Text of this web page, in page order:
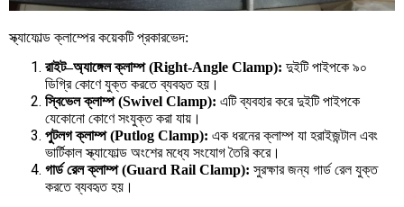
স্ক্যাফোল্ড ক্লাম্পের কয়েকটি প্রকারভেদ:
রাইট–অ্যাঙ্গেল ক্লাম্প(Right-Angle Clamp): দুইটি পাইপকে ৯০
ডিগ্রি কোণে যুক্ত করতে ব্যবহৃত হয়।
স্বিভেল ক্লাম্প(Swivel Clamp): এটি ব্যবহার করে দুইটি পাইপকে
যেকোনো কোণে সংযুক্ত করা যায়।
পুটলগ ক্লাম্প(Putlog Clamp): এক ধরনের ক্লাম্প যা হরাইজন্টাল এবং
ভার্টিকাল স্ক্যাফোল্ড অংশের মধ্যে সংযোগ তৈরি করে।
গার্ড রেল ক্লাম্প(Guard Rail Clamp): সুরক্ষার জন্য গার্ড রেল যুক্ত
করতে ব্যবহৃত হয়।